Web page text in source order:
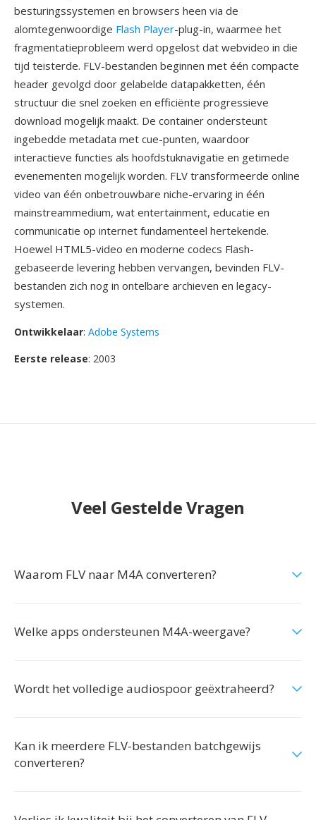
besturingssystemen en browsers heen via de
alomtegenwoordige Flash Player-plug-in, waarmee het
fragmentatieprobleem werd opgelost dat webvideo in die
tijd teisterde. FLV-bestanden beginnen met één compacte
header gevolgd door gelabelde datapakketten, één
structuur die snel zoeken en efficiënte progressieve
download mogelijk maakt. De container ondersteunt
ingebedde metadata met cue-punten, waardoor
interactieve functies als hoofdstuknavigatie en getimede
evenementen mogelijk worden. FLV transformeerde online
video van één onbetrouwbare niche-ervaring in één
mainstreammedium, wat entertainment, educatie en
communicatie op internet fundamenteel hertekende.
Hoewel HTML5-video en moderne codecs Flash-
gebaseerde levering hebben vervangen, bevinden FLV-
bestanden zich nog in ontelbare archieven en legacy-
systemen.
Ontwikkelaar: Adobe Systems
Eerste release: 2003
Veel Gestelde Vragen
Waarom FLV naar M4A converteren?
Welke apps ondersteunen M4A-weergave?
Wordt het volledige audiospoor geëxtraheerd?
Kan ik meerdere FLV-bestanden batchgewijs
converteren?